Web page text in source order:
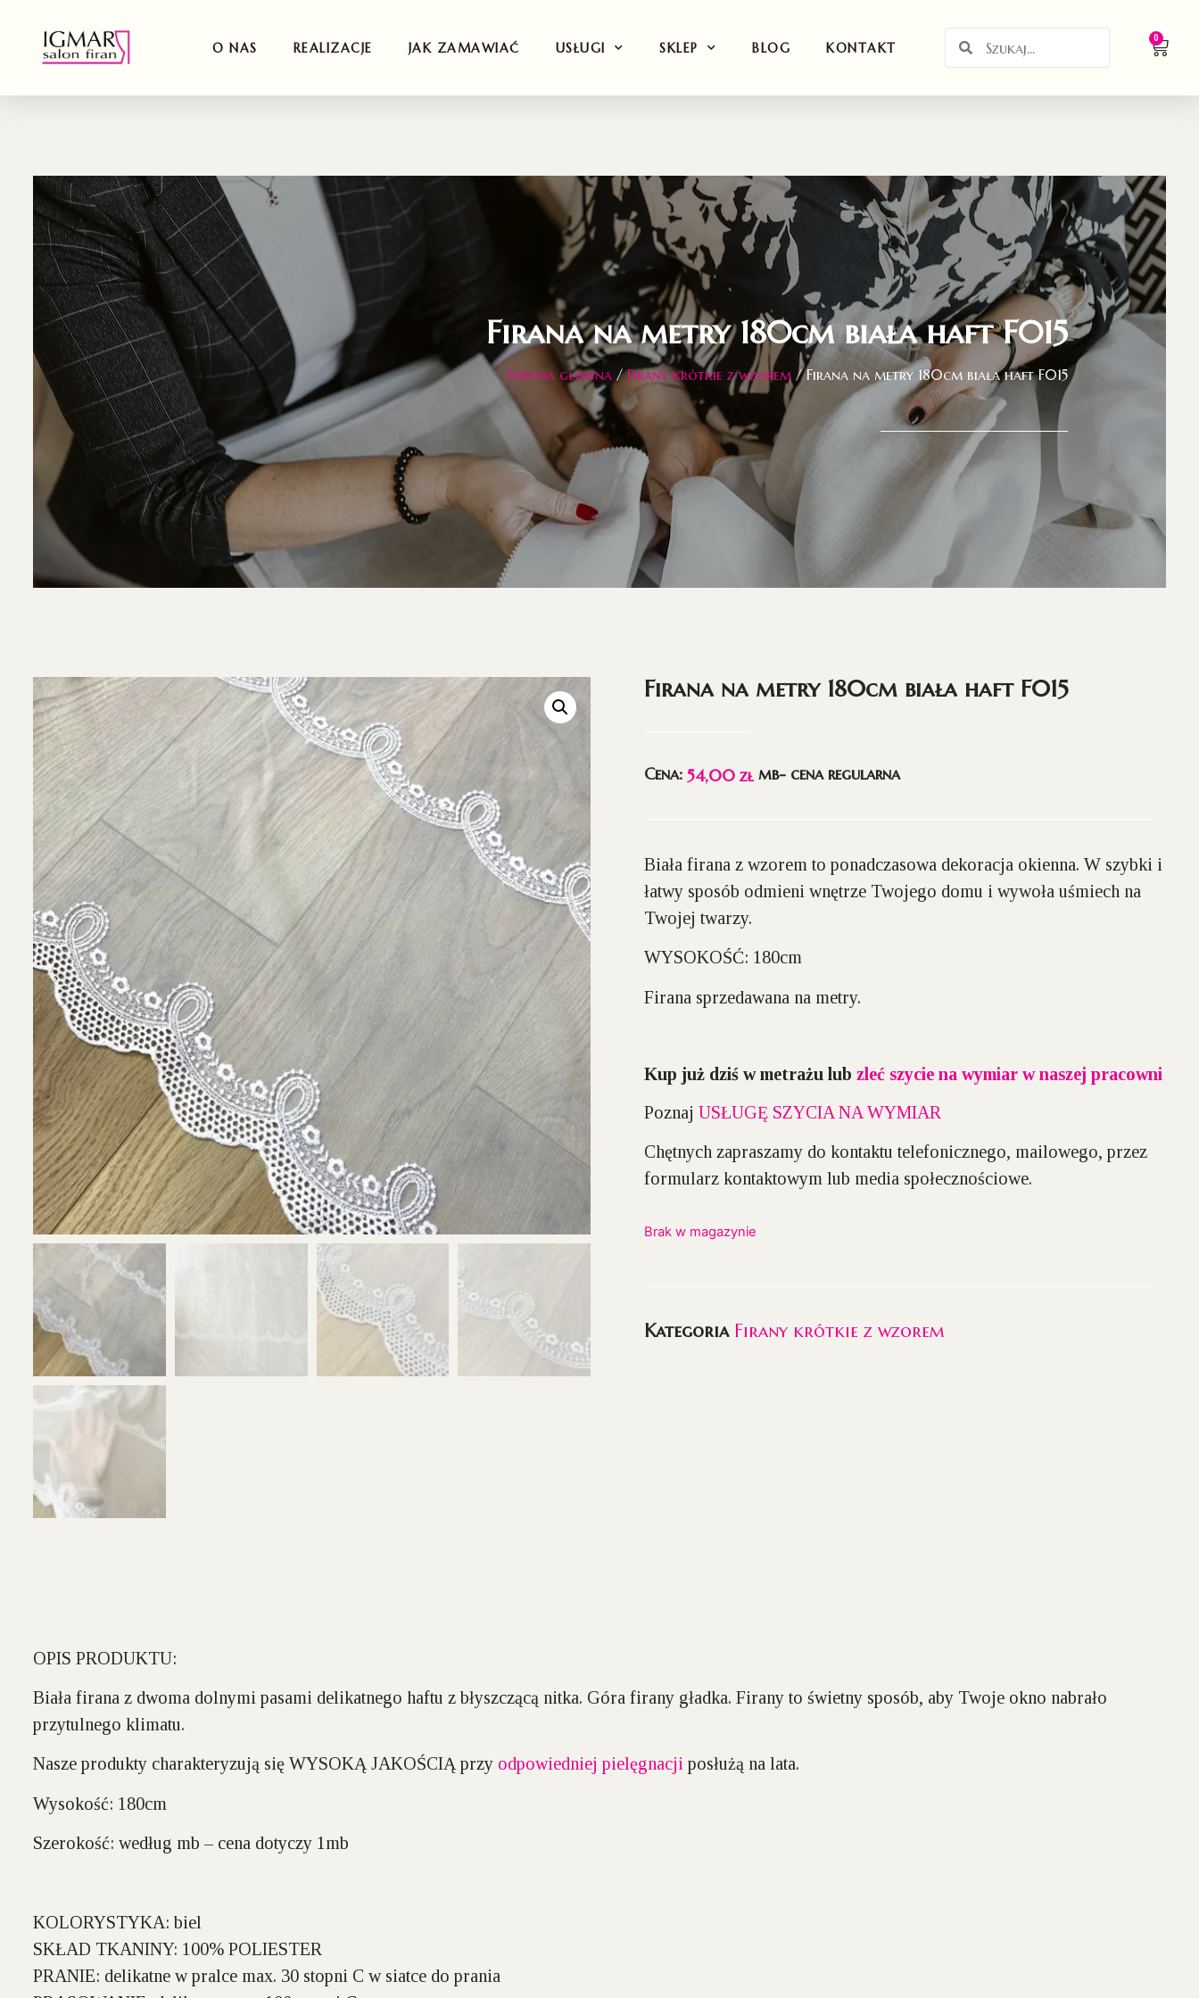
O NAS REALIZACJE JAK ZAMAWIAĆ USŁUGI SKLEP BLOG KONTAKT
0
Firana na metry 180cm biała haft F015
Strona główna /Firany krótkie z wzorem / Firana na metry 180cm biała haft F015
Firana na metry 180cm biała haft F015
Cena: 54,00 zł mb- cena regularna
Biała firana z wzorem to ponadczasowa dekoracja okienna. W szybki i
łatwy sposób odmieni wnętrze Twojego domu i wywoła uśmiech na
Twojej twarzy.
WYSOKOŚĆ: 180cm
Firana sprzedawana na metry.
Kup już dziś w metrażu lub zleć szycie na wymiar w naszej pracowni
Poznaj USŁUGĘ SZYCIA NA WYMIAR
Chętnych zapraszamy do kontaktu telefonicznego, mailowego, przez
formularz kontaktowym lub media społecznościowe.
Brak w magazynie
Kategoria Firany krótkie z wzorem
OPIS PRODUKTU:
Biała firana z dwoma dolnymi pasami delikatnego haftu z błyszczącą nitka. Góra firany gładka. Firany to świetny sposób, aby Twoje okno nabrało
przytulnego klimatu.
Nasze produkty charakteryzują się WYSOKĄ JAKOŚCIĄ przy odpowiedniej pielęgnacji posłużą na lata.
Wysokość: 180cm
Szerokość: według mb – cena dotyczy 1mb
KOLORYSTYKA: biel
SKŁAD TKANINY: 100% POLIESTER
PRANIE: delikatne w pralce max. 30 stopni C w siatce do prania